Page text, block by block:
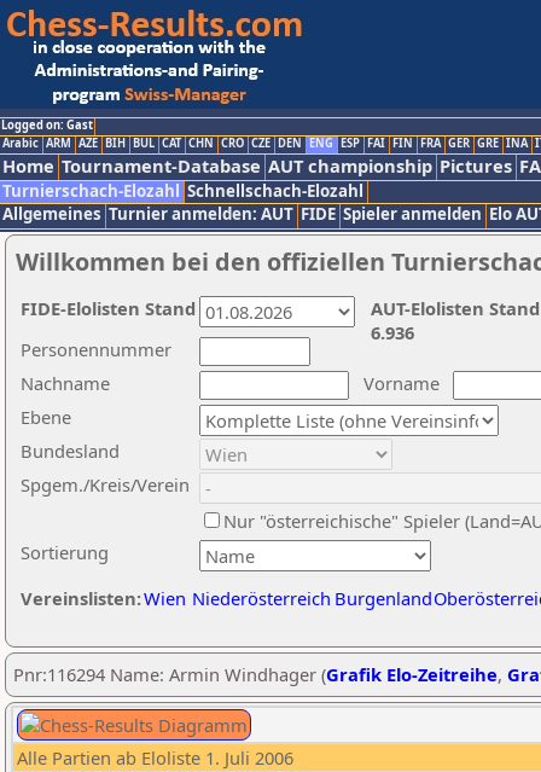
Logged on: Gast
Arabic ARM AZE BIH BUL CAT CHN CRO CZE DEN ENG ESP FAI FIN FRA GER GRE INA
Home Tournament-Database AUT championship Pictures
Turnierschach-Elozahl Schnellschach-Elozahl
Allgemeines Turnier anmelden: AUT FIDE Spieler anmelden Elo
Willkommen bei den offiziellen
Nachname
Vorname
Ebene
Sortierung
Personennummer
Bundesland
Spgem./Kreis/Verein
Nur "österreichische" Spieler
Vereinslisten:Wien Niederösterreich Burgenland
AUT-Elolisten
6.936
FIDE-Elolisten Stand
Pnr:116294 Name: Armin Windhager (Grafik Elo-Zeitreihe,
Alle Partien ab Eloliste 1. Juli 2006